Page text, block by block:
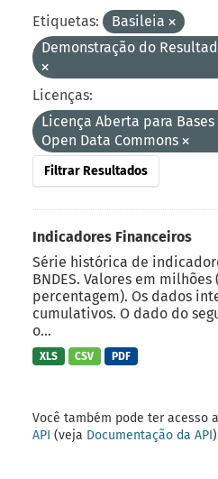
Etiquetas:
Basileia
Demonstração do
Licenças:
Licença Aberta para
Open Data Commons
Filtrar Resultados
Indicadores Financeiros
Série histórica de
BNDES. Valores em
percentagem). Os dados
cumulativos. O dado do
o...
XLS CSV PDF
Você também pode ter acesso
API (veja Documentação da API